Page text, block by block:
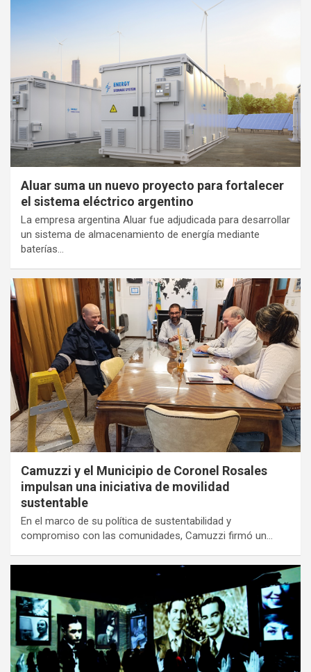
Aluar suma un nuevo proyecto para fortalecer
el sistema eléctrico argentino
La empresa argentina Aluar fue adjudicada para desarrollar
un sistema de almacenamiento de energía mediante
baterías…
Camuzzi y el Municipio de Coronel Rosales
impulsan una iniciativa de movilidad
sustentable
En el marco de su política de sustentabilidad y
compromiso con las comunidades, Camuzzi firmó un…